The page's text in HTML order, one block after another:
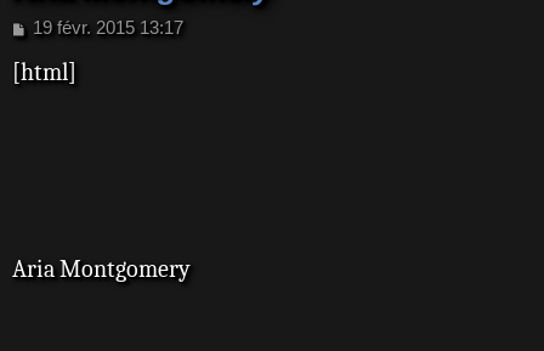
M
s
19 févr. 2015 13:17
[html]
Aria Montgomery